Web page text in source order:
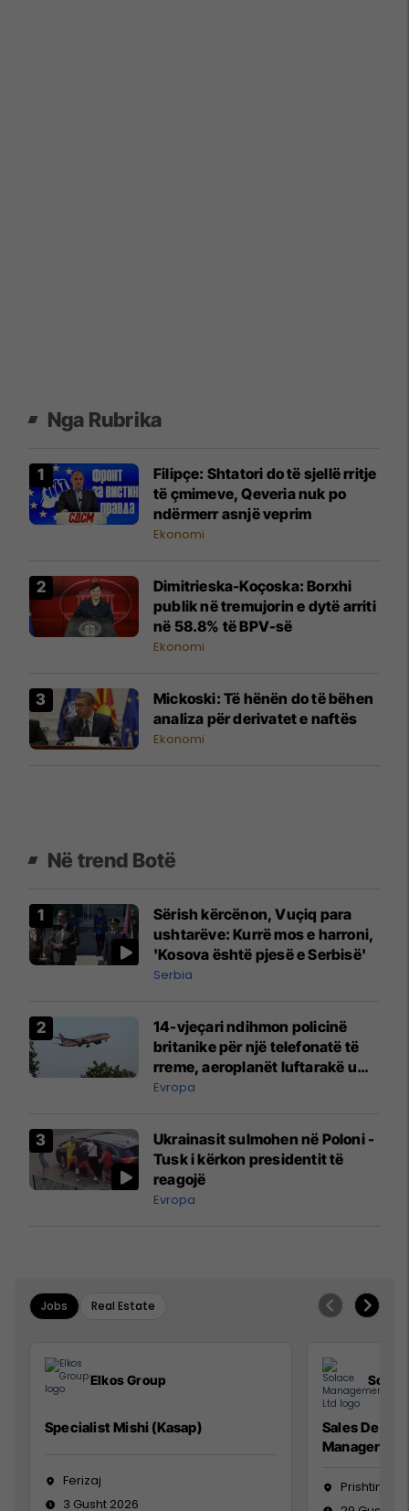
Nga Rubrika
Filipçe: Shtatori do të sjellë rritje
të çmimeve, Qeveria nuk po
ndërmerr asnjë veprim
Ekonomi
Dimitrieska-Koçoska: Borxhi
publik në tremujorin e dytë arriti
në 58.8% të BPV-së
Ekonomi
Mickoski: Të hënën do të bëhen
analiza për derivatet e naftës
Ekonomi
Në trend Botë
Sërish kërcënon, Vuçiq para
ushtarëve: Kurrë mos e harroni,
'Kosova është pjesë e Serbisë'
Serbia
14-vjeçari ndihmon policinë
britanike për një telefonatë të
rreme, aeroplanët luftarakë u
ngritën në ajër për të
Mançesterit
Evropa
Ukrainasit sulmohen në Poloni -
Tusk i kërkon presidentit të
reagojë
Evropa
Jobs Real Estate
Elkos Group
Specialist Mishi (Kasap)
Ferizaj
3 Gusht 2026
Sales
Manager
Prishtinë